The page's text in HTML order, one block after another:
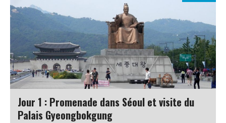
Jour 1 : Promenade dans Séoul et visite du
Palais Gyeongbokgung